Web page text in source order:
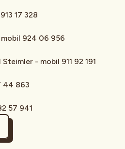
17 328
924 06 956
- mobil 911 92 191
44 863
57 941